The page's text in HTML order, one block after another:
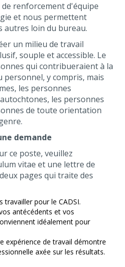
renforcement d'équipe
et nous permettent
autres loin du bureau.
un milieu de travail
souple et accessible. Le
qui contribueraient à la
personnel, y compris, mais
les personnes
les personnes
de toute orientation
demande
ce poste, veuillez
vitae et une lettre de
pages qui traite des
travailler pour le CADSI.
antécédents et vos
idéalement pour
expérience de travail démontre
axée sur les résultats.